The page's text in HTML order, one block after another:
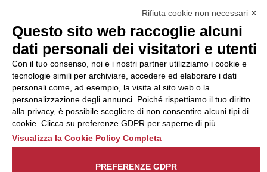
possibile presentare un
reclamo
all’Organismo di
Monitoraggio utilizzando
una delle modalità
descritte al seguente
indirizzo web
https://odm-
agenzielavoro.it/reclami/.
Rifiuta cookie non necessari ✕
Questo sito web raccoglie alcuni
dati personali dei visitatori e utenti
Con il tuo consenso, noi e i nostri partner utilizziamo i cookie e
tecnologie simili per archiviare, accedere ed elaborare i dati
personali come, ad esempio, la visita al sito web o la
personalizzazione degli annunci. Poiché rispettiamo il tuo diritto
alla privacy, è possibile scegliere di non consentire alcuni tipi di
cookie. Clicca su preferenze GDPR per saperne di più.
Visualizza la Cookie Policy Completa
PREFERENZE GDPR